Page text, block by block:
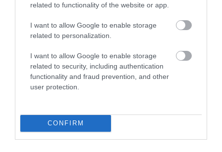
related to functionality of the website or app.
I want to allow Google to enable storage
related to personalization.
I want to allow Google to enable storage
related to security, including authentication
functionality and fraud prevention, and other
user protection.
CONFIRM
ELEKTROMOS KERÉKPÁRJAIBAN
2026. augusztus 10|Promóció
ELEKTROMOS ROLLERREL SZENVEDETT
SÚLYOS BALESETET EGY FÉRF...
2026. augusztus 10|Riasztó